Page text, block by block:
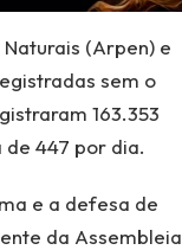
(Arpen) e
sem o
163.353
447 por dia.
e a defesa de
da Assembleia